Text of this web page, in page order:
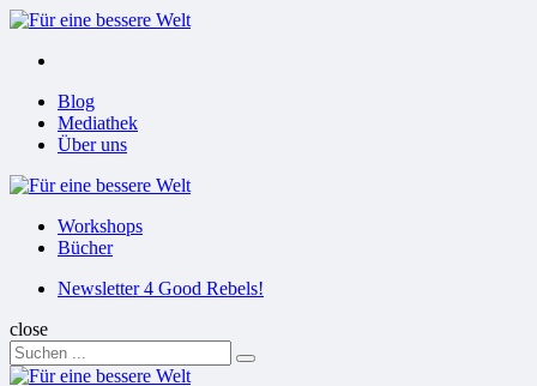
Menu
Menu
Blog
Mediathek
Über uns
Für
Workshops
Bücher
SuchenNewsletter 4 Good Rebels!
close
Search
for:
Suchen
Für